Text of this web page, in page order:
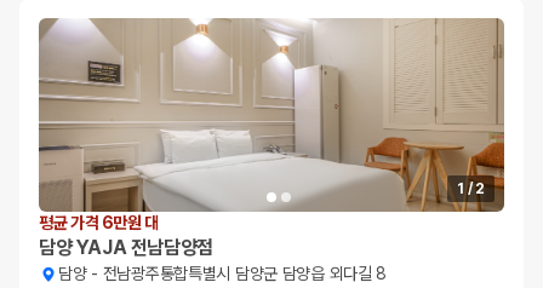
1 /2
평균 가격 6만원 대
담양 YAJA 전남담양점
담양- 전남광주통합특별시 담양군 담양읍 외다길 8